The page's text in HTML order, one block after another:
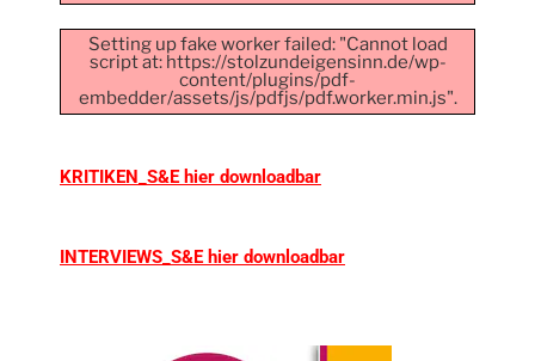
Setting up fake worker failed: "Cannot load
script at: https://stolzundeigensinn.de/wp-
content/plugins/pdf-
embedder/assets/js/pdfjs/pdf.worker.min.js".
KRITIKEN_S&E hier downloadbar
INTERVIEWS_S&E hier downloadbar